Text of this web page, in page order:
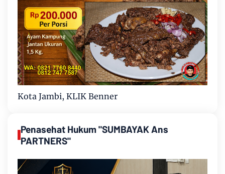
Kota Jambi, KLIK Benner
Penasehat Hukum "SUMBAYAK Ans
PARTNERS"